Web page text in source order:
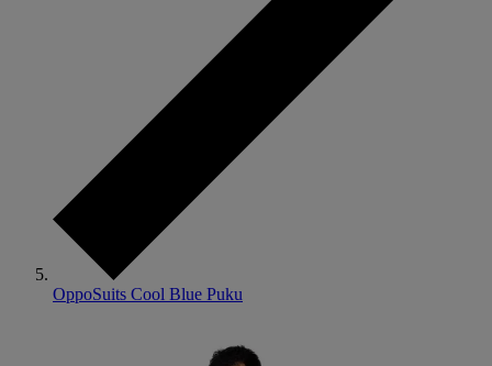
OppoSuits Cool Blue Puku